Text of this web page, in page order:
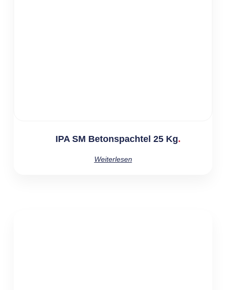
IPA SM Betonspachtel 25 Kg
Weiterlesen